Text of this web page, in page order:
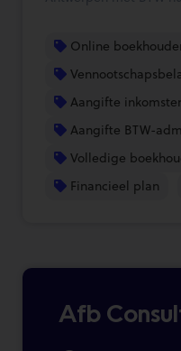
Online
Aangifte
Aangifte BTW-
Volledige
Financieel plan
Afb